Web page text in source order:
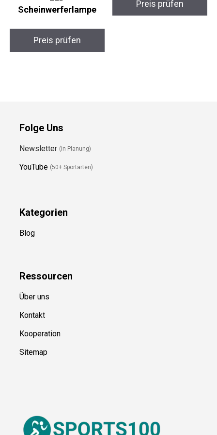
Garmin eTrex 32x
Wander-GPS & Philips
Ultinon Pro6000 H4-
LED
Scheinwerferlampe
SKYSPER Ultraleicht
20L Daypack
Folge Uns
YouTube (50+ Sportarten)
Blog
Ressource
Über uns
Kontakt